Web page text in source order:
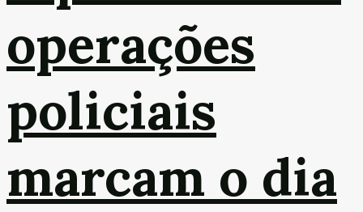
operações
policiais
marcam o dia